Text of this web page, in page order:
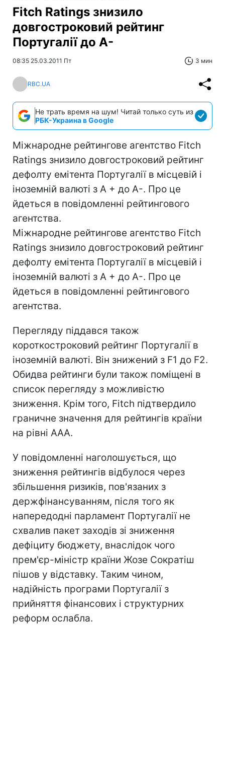
Fitch Ratings знизило
довгостроковий рейтинг
Португалії до А-
08:35 25.03.2011 Пт 3 мин
RBC.UA
Не трать время на шум! Читай только суть из
РБК-Украина в Google
Міжнародне рейтингове агентство Fitch
Ratings знизило довгостроковий рейтинг
дефолту емітента Португалії в місцевій і
іноземній валюті з А + до А-. Про це
йдеться в повідомленні рейтингового
агентства.
Міжнародне рейтингове агентство Fitch
Ratings знизило довгостроковий рейтинг
дефолту емітента Португалії в місцевій і
іноземній валюті з А + до А-. Про це
йдеться в повідомленні рейтингового
агентства.
Перегляду піддався також
короткостроковий рейтинг Португалії в
іноземній валюті. Він знижений з F1 до F2.
Обидва рейтинги були також поміщені в
список перегляду з можливістю
зниження. Крім того, Fitch підтвердило
граничне значення для рейтингів країни
на рівні ААА.
У повідомленні наголошується, що
зниження рейтингів відбулося через
збільшення ризиків, пов'язаних з
держфінансуванням, після того як
напередодні парламент Португалії не
схвалив пакет заходів зі зниження
дефіциту бюджету, внаслідок чого
прем'єр-міністр країни Жозе Сократіш
пішов у відставку. Таким чином,
надійність програми Португалії з
прийняття фінансових і структурних
реформ ослабла.